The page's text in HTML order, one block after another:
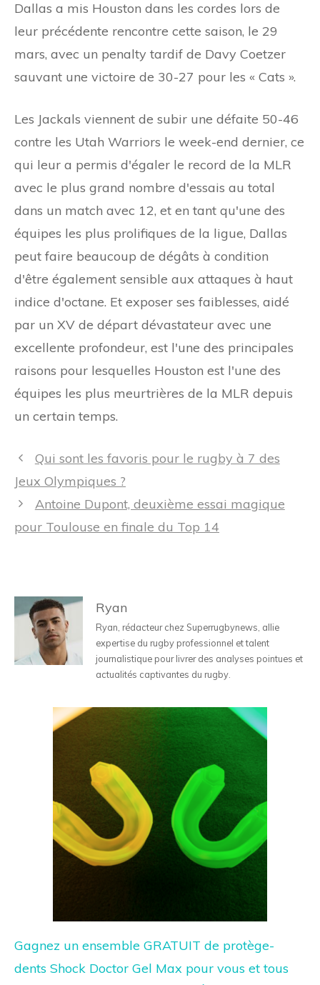
Dallas a mis Houston dans les cordes lors de
leur précédente rencontre cette saison, le 29
mars, avec un penalty tardif de Davy Coetzer
sauvant une victoire de 30-27 pour les « Cats ».
Les Jackals viennent de subir une défaite 50-46
contre les Utah Warriors le week-end dernier, ce
qui leur a permis d'égaler le record de la MLR
avec le plus grand nombre d'essais au total
dans un match avec 12, et en tant qu'une des
équipes les plus prolifiques de la ligue, Dallas
peut faire beaucoup de dégâts à condition
d'être également sensible aux attaques à haut
indice d'octane. Et exposer ses faiblesses, aidé
par un XV de départ dévastateur avec une
excellente profondeur, est l'une des principales
raisons pour lesquelles Houston est l'une des
équipes les plus meurtrières de la MLR depuis
un certain temps.
Navigation
des
Qui sont les favoris pour le rugby à 7 des
Jeux Olympiques ?
Antoine Dupont, deuxième essai magique
pour Toulouse en finale du Top 14
Ryan
Ryan, rédacteur chez Superrugbynews, allie
expertise du rugby professionnel et talent
journalistique pour livrer des analyses pointues et
actualités captivantes du rugby.
Gagnez un ensemble GRATUIT de protège-
dents Shock Doctor Gel Max pour vous et tous